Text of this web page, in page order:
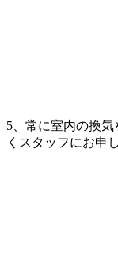
5、常に室内の換
くスタッフにお申